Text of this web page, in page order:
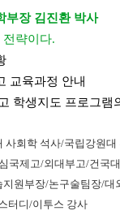
부장 김진환 박사
략이다.
교육과정 안내
학생지도 프로그램
사회학 석사/국립강원대
국제고/외대부고/건국대
지원부장/논구술팀장/대
터디/이투스 강사